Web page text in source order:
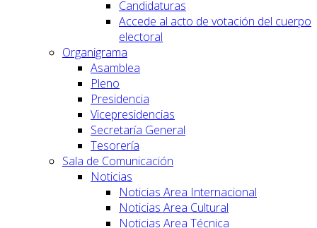
Candidaturas
Accede al acto de votación del cuerpo
electoral
Organigrama
Asamblea
Pleno
Presidencia
Vicepresidencias
Secretaría General
Tesorería
Sala de Comunicación
Noticias
Noticias Area Internacional
Noticias Area Cultural
Noticias Area Técnica